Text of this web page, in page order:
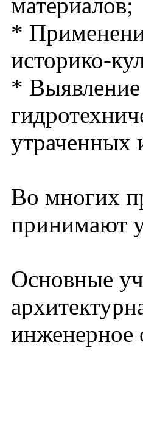
материалов;
*
историко-
* Выявление
утраченных
Во многих
принимают
Основные
инженерное